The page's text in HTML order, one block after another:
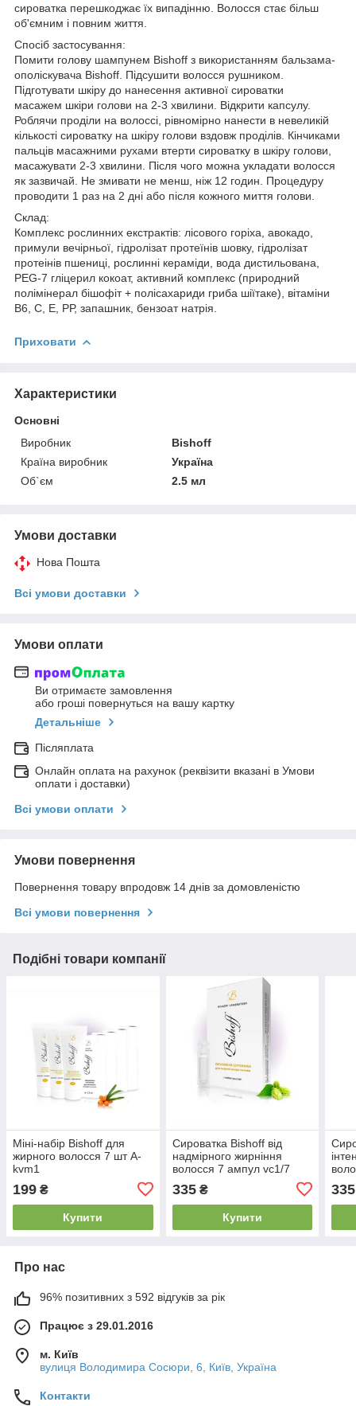
сироватка перешкоджає їх випадінню. Волосся стає більш
об'ємним і повним життя.
Спосіб застосування:
Помити голову шампунем Bishoff з використанням бальзама-
ополіскувача Bishoff. Підсушити волосся рушником.
Підготувати шкіру до нанесення активної сироватки
масажем шкіри голови на 2-3 хвилини. Відкрити капсулу.
Роблячи проділи на волоссі, рівномірно нанести в невеликій
кількості сироватку на шкіру голови вздовж проділів. Кінчиками
пальців масажними рухами втерти сироватку в шкіру голови,
масажувати 2-3 хвилини. Після чого можна укладати волосся
як зазвичай. Не змивати не менш, ніж 12 годин. Процедуру
проводити 1 раз на 2 дні або після кожного миття голови.
Склад:
Комплекс рослинних екстрактів: лісового горіха, авокадо,
примули вечірньої, гідролізат протеїнів шовку, гідролізат
протеінів пшениці, рослинні кераміди, вода дистильована,
PEG-7 гліцерил кокоат, активний комплекс (природний
полімінерал бішофіт + полісахариди гриба шіїтаке), вітаміни
В6, С, Е, РР, запашник, бензоат натрія.
Приховати
Характеристики
Основні
Виробник
Bishoff
Країна виробник
Україна
Об`єм
2.5 мл
Умови доставки
Нова Пошта
Всі умови доставки
Умови оплати
Ви отримаєте замовлення
або гроші повернуться на вашу картку
Детальніше
Післяплата
Онлайн оплата на рахунок (реквізити вказані в Умови
оплати і доставки)
Всі умови оплати
Умови повернення
Повернення товару впродовж 14 днів за домовленістю
Всі умови повернення
Подібні товари компанії
Міні-набір Bishoff для
жирного волосся 7 шт A-
kvm1
199 ₴
Купити
Сироватка Bishoff від
надмірного жирніння
волосся 7 ампул vc1/7
335₴
Купити
335
Про нас
96% позитивних з 592 відгуків за рік
Працює з 29.01.2016
м. Київ
вулиця Володимира Сосюри, 6, Київ, Україна
Контакти